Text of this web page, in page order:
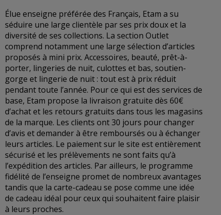
Élue enseigne préférée des Français, Etam a su
séduire une large clientèle par ses prix doux et la
diversité de ses collections. La section Outlet
comprend notamment une large sélection d’articles
proposés à mini prix. Accessoires, beauté, prêt-à-
porter, lingeries de nuit, culottes et bas, soutien-
gorge et lingerie de nuit : tout est à prix réduit
pendant toute l’année. Pour ce qui est des services de
base, Etam propose la livraison gratuite dès 60€
d’achat et les retours gratuits dans tous les magasins
de la marque. Les clients ont 30 jours pour changer
d’avis et demander à être remboursés ou à échanger
leurs articles. Le paiement sur le site est entièrement
sécurisé et les prélèvements ne sont faits qu’à
l’expédition des articles. Par ailleurs, le programme
fidélité de l’enseigne promet de nombreux avantages
tandis que la carte-cadeau se pose comme une idée
de cadeau idéal pour ceux qui souhaitent faire plaisir
à leurs proches.